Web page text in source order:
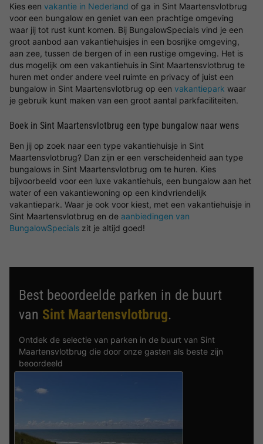
Kies een vakantie in Nederland of ga in Sint Maartensvlotbrug
voor een bungalow en geniet van een prachtige omgeving
waar jij tot rust kunt komen. Bij BungalowSpecials vind je een
groot aanbod aan vakantiehuisjes in een bosrijke omgeving,
aan zee, tussen de bergen of in een rustige omgeving. Het is
dus mogelijk om een vakantiehuis in Sint Maartensvlotbrug te
huren met onder andere veel ruimte en privacy of juist een
bungalow in Sint Maartensvlotbrug op een vakantiepark waar
je gebruik kunt maken van een groot aantal parkfaciliteiten.
Boek in Sint Maartensvlotbrug een type bungalow naar wens
Ben jij op zoek naar een type vakantiehuisje in Sint
Maartensvlotbrug? Dan zijn er een verscheidenheid aan type
bungalows in Sint Maartensvlotbrug om te huren. Kies
bijvoorbeeld voor een luxe vakantiehuis, een bungalow aan het
water of een vakantiewoning op een kindvriendelijk
vakantiepark. Waar je ook voor kiest, met een vakantiehuisje in
Sint Maartensvlotbrug en de aanbiedingen van
BungalowSpecials zit je altijd goed!
Best beoordeelde parken in de buurt
van Sint Maartensvlotbrug.
Ontdek de selectie van parken in de buurt van Sint
Maartensvlotbrug die door onze gasten als beste zijn
beoordeeld